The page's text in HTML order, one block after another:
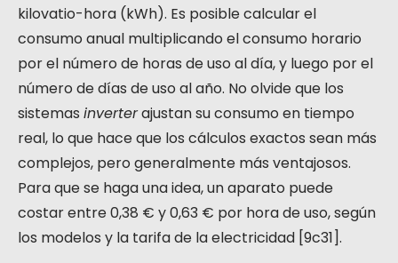
kilovatio-hora (kWh). Es posible calcular el
consumo anual multiplicando el consumo horario
por el número de horas de uso al día, y luego por el
número de días de uso al año. No olvide que los
sistemas inverterajustan su consumo en tiempo
real, lo que hace que los cálculos exactos sean más
complejos, pero generalmente más ventajosos.
Para que se haga una idea, un aparato puede
costar entre 0,38 € y 0,63 € por hora de uso, según
los modelos y la tarifa de la electricidad [9c31].